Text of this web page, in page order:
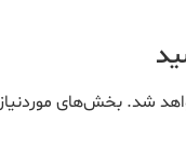
شد. بخش‌های